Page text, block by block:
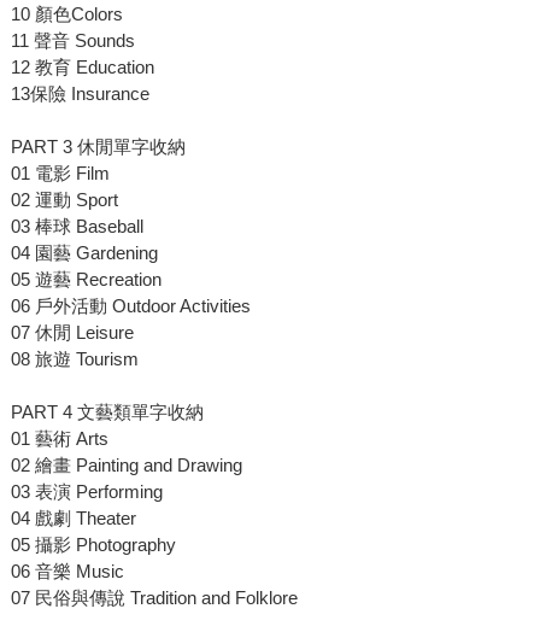
10 顏色Colors
11 聲音 Sounds
12 教育 Education
13保險 Insurance
PART 3 休閒單字收納
01 電影 Film
02 運動 Sport
03 棒球 Baseball
04 園藝 Gardening
05 遊藝 Recreation
06 戶外活動 Outdoor Activities
07 休閒 Leisure
08 旅遊 Tourism
PART 4 文藝類單字收納
01 藝術 Arts
02 繪畫 Painting and Drawing
03 表演 Performing
04 戲劇 Theater
05 攝影 Photography
06 音樂 Music
07 民俗與傳說 Tradition and Folklore